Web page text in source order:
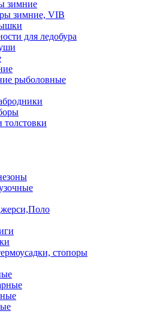
зимние
зимние, VIB
для ледобура
рыболовные
стопоры